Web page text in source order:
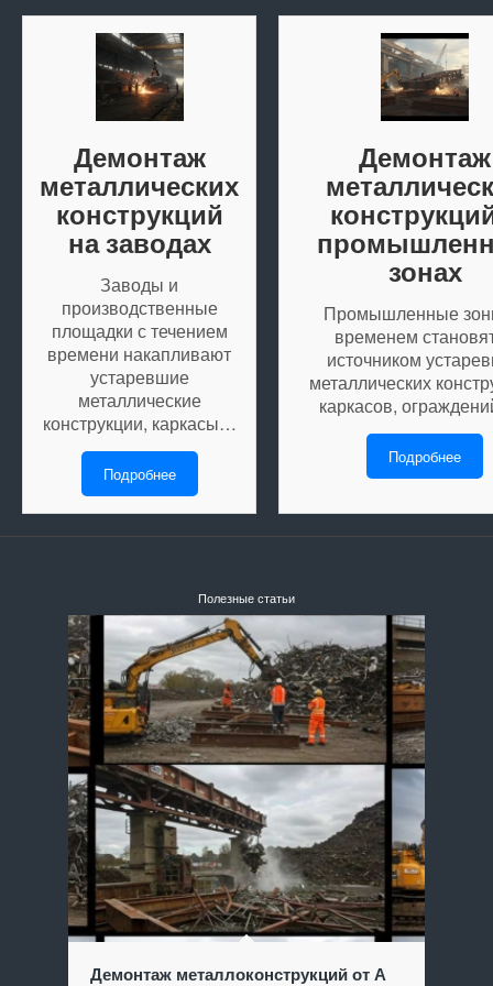
Демонтаж
металлических
конструкций
на заводах
Заводы и
производственные
площадки с течением
времени накапливают
устаревшие
металлические
конструкции, каркасы…
Подробнее
Демонтаж
зонах
Промышленные
временем
источником
металлических
каркасов,
Подробнее
Полезные статьи
Демонтаж металлоконструкций от А